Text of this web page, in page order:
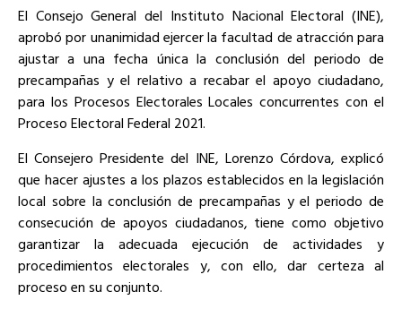
El Consejo General del Instituto Nacional Electoral (INE),
aprobó por unanimidad ejercer la facultad de atracción para
ajustar a una fecha única la conclusión del periodo de
precampañas y el relativo a recabar el apoyo ciudadano,
para los Procesos Electorales Locales concurrentes con el
Proceso Electoral Federal 2021.
El Consejero Presidente del INE, Lorenzo Córdova, explicó
que hacer ajustes a los plazos establecidos en la legislación
local sobre la conclusión de precampañas y el periodo de
consecución de apoyos ciudadanos, tiene como objetivo
garantizar la adecuada ejecución de actividades y
procedimientos electorales y, con ello, dar certeza al
proceso en su conjunto.